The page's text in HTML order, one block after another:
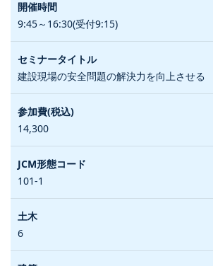
9:45～16:30(受付9:15)
建設現場の安全問題の解決力を向上させる
14,300
101-1
6